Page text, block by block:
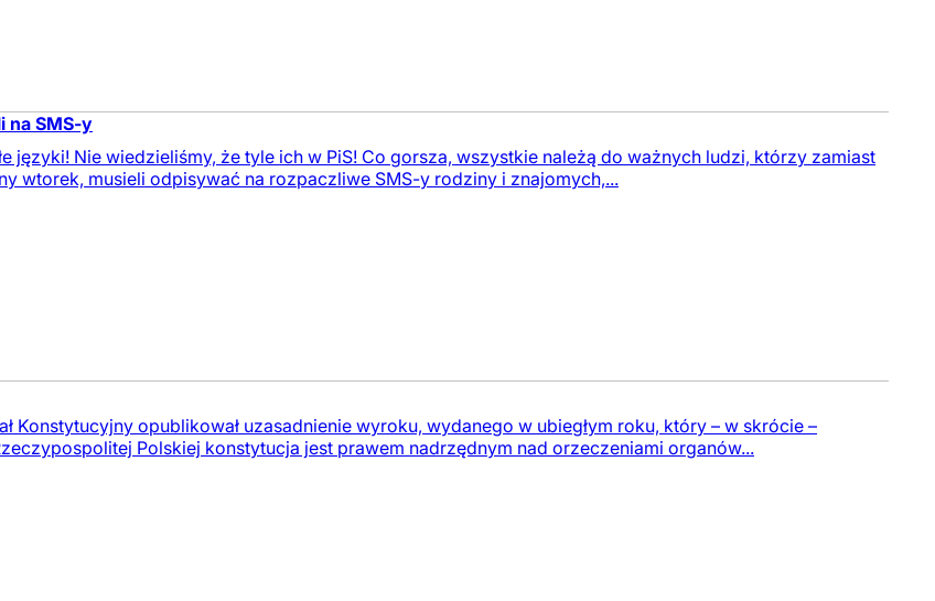
na SMS-y
języki! Nie wiedzieliśmy, że tyle ich w PiS! Co gorsza, wszystkie należą do ważnych ludzi, którzy zamiast
wtorek, musieli odpisywać na rozpaczliwe SMS-y rodziny i znajomych,...
Konstytucyjny opublikował uzasadnienie wyroku, wydanego w ubiegłym roku, który – w skrócie –
Polskiej konstytucja jest prawem nadrzędnym nad orzeczeniami organów...